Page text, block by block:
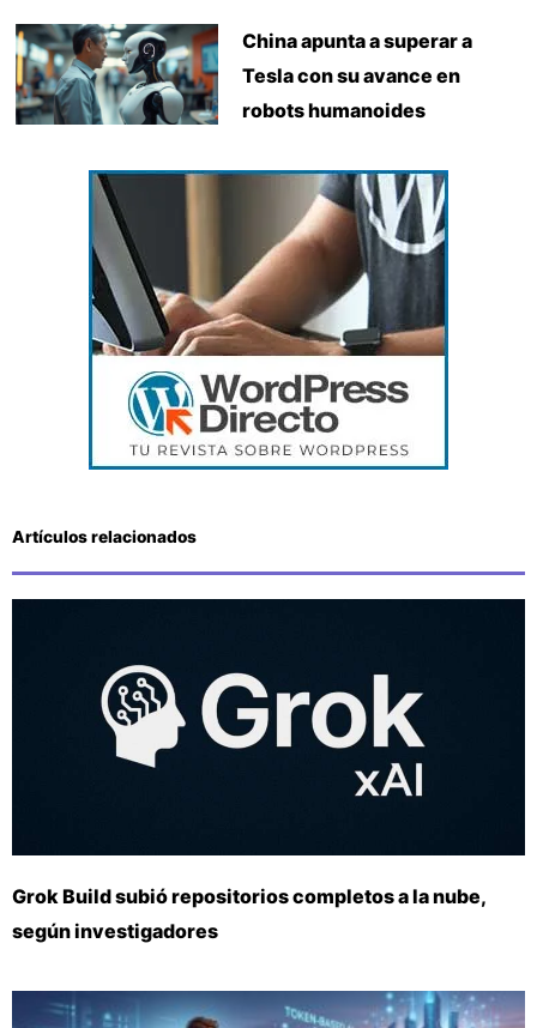
China apunta a superar a
Tesla con su avance en
robots humanoides
Artículos relacionados
Grok Build subió repositorios completos a la nube,
según investigadores